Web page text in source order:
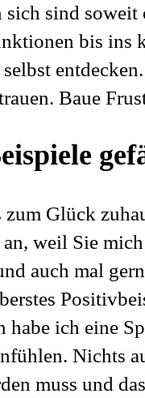
sich sind
bis ins
Baue
zum Glück
an, weil Sie
auch mal
habe ich eine
Nichts
muss und